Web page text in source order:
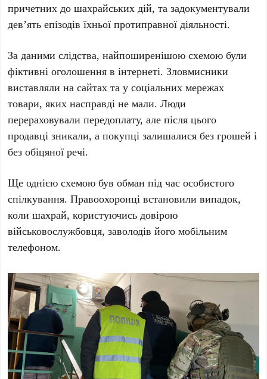
причетних до шахрайських дій, та задокументували
дев’ять епізодів їхньої протиправної діяльності.
За даними слідства, найпоширенішою схемою були
фіктивні оголошення в інтернеті. Зловмисники
виставляли на сайтах та у соціальних мережах
товари, яких насправді не мали. Люди
перераховували передоплату, але після цього
продавці зникали, а покупці залишалися без грошей і
без обіцяної речі.
Ще однією схемою був обман під час особистого
спілкування. Правоохоронці встановили випадок,
коли шахрай, користуючись довірою
військовослужбовця, заволодів його мобільним
телефоном.